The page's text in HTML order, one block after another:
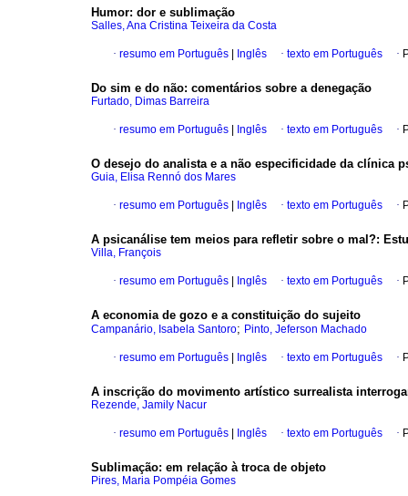
Humor: dor e sublimação
Salles, Ana Cristina Teixeira da Costa
· resumo em Português Inglês · texto em Português ·
Do sim e do não: comentários sobre a denegação
Furtado, Dimas Barreira
· resumo em Português Inglês · texto em Português ·
O desejo do analista e a não especificidade da clínica
Guia, Elisa Rennó dos Mares
· resumo em Português Inglês · texto em Português ·
A psicanálise tem meios para refletir sobre o mal?:
Villa, François
· resumo em Português Inglês · texto em Português ·
A economia de gozo e a constituição do sujeito
Campanário, Isabela Santoro; Pinto, Jeferson Machado
· resumo em Português Inglês · texto em Português ·
A inscrição do movimento artístico surrealista
Rezende, Jamily Nacur
· resumo em Português Inglês · texto em Português ·
Sublimação: em relação à troca de objeto
Pires, Maria Pompéia Gomes